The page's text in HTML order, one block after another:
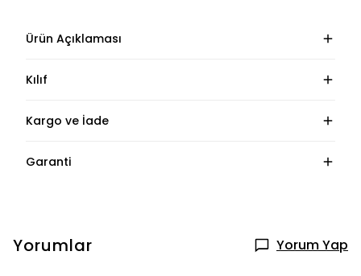
Ürün Açıklaması
Kılıf
Kargo ve İade
Garanti
Yorumlar Yorum Yap